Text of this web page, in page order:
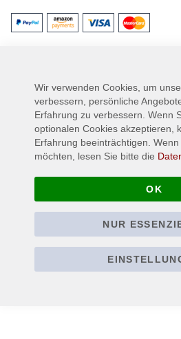
Informationen
RUNAMOK
3-5 days
Wir verwenden Cookies, um
verbessern, persönliche
Erfahrung zu verbessern. Wenn
optionalen Cookies akzeptieren,
Erfahrung beeinträchtigen.
möchten, lesen Sie bitte die
OK
NUR